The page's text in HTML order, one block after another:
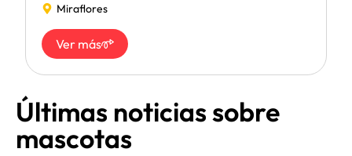
Miraflores
Ver más
Últimas noticias sobre
mascotas